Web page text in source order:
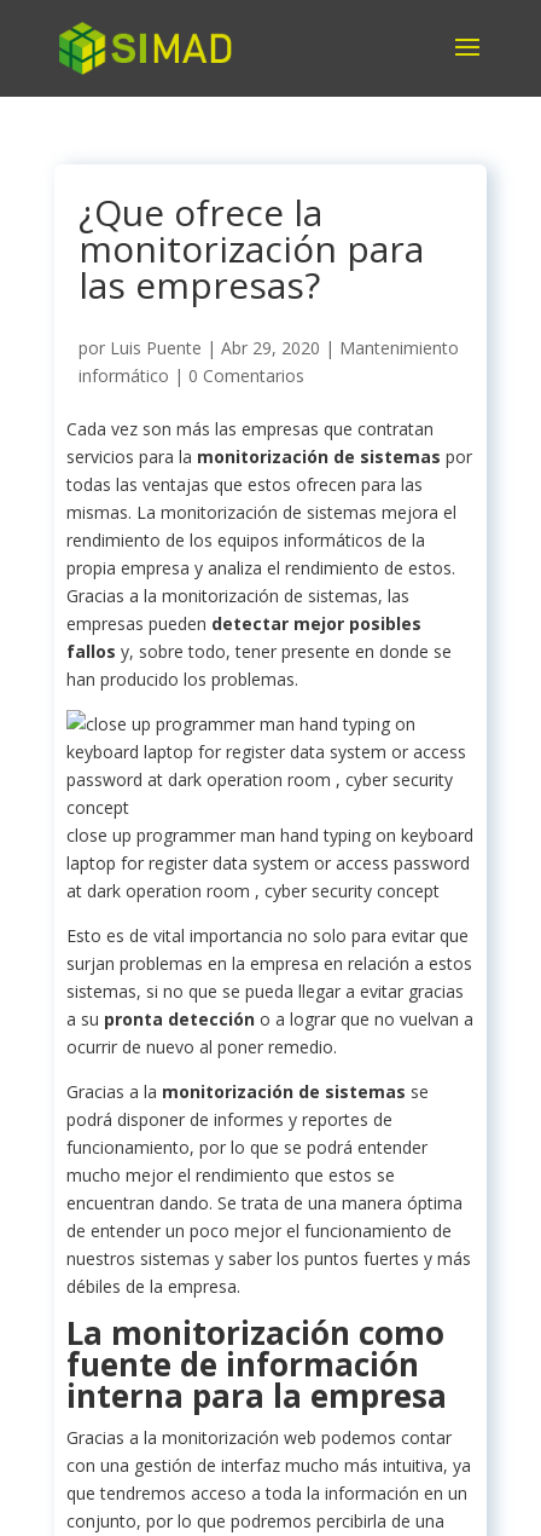
¿Que ofrece la
monitorización para
las empresas?
por Luis Puente | Abr 29, 2020 | Mantenimiento
informático | 0 Comentarios
Cada vez son más las empresas que contratan
servicios para la monitorización de sistemas por
todas las ventajas que estos ofrecen para las
mismas. La monitorización de sistemas mejora el
rendimiento de los equipos informáticos de la
propia empresa y analiza el rendimiento de estos.
Gracias a la monitorización de sistemas, las
empresas pueden detectar mejor posibles
fallos y, sobre todo, tener presente en donde se
han producido los problemas.
close up programmer man hand typing on keyboard
laptop for register data system or access password
at dark operation room , cyber security concept
Esto es de vital importancia no solo para evitar que
surjan problemas en la empresa en relación a estos
sistemas, si no que se pueda llegar a evitar gracias
a su pronta deteccióno a lograr que no vuelvan a
ocurrir de nuevo al poner remedio.
Gracias a la monitorización de sistemas se
podrá disponer de informes y reportes de
funcionamiento, por lo que se podrá entender
mucho mejor el rendimiento que estos se
encuentran dando. Se trata de una manera óptima
de entender un poco mejor el funcionamiento de
nuestros sistemas y saber los puntos fuertes y más
débiles de la empresa.
La monitorización como
fuente de información
interna para la empresa
Gracias a la monitorización web podemos contar
con una gestión de interfaz mucho más intuitiva, ya
que tendremos acceso a toda la información en un
conjunto, por lo que podremos percibirla de una